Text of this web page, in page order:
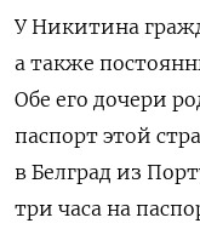
У Никитина
а также
Обе его дочери
паспорт этой
в Белград из
три часа на